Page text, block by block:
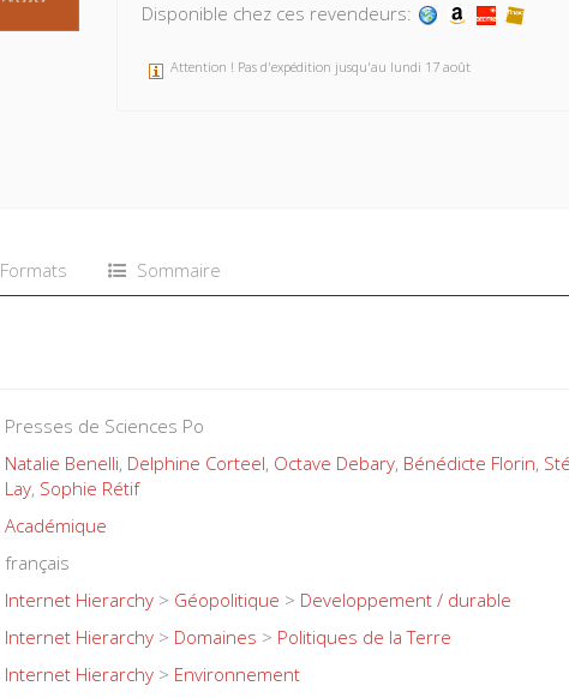
Disponible chez ces revendeurs:
Attention ! Pas d'expédition jusqu'au lundi 17 août
Formats Sommaire
Presses de Sciences Po
Natalie Benelli, Delphine Corteel, Octave Debary, Bénédicte Florin,
Lay, Sophie Rétif
Académique
français
Internet Hierarchy > Géopolitique > Developpement / durable
Internet Hierarchy > Domaines > Politiques de la Terre
Internet Hierarchy > Environnement